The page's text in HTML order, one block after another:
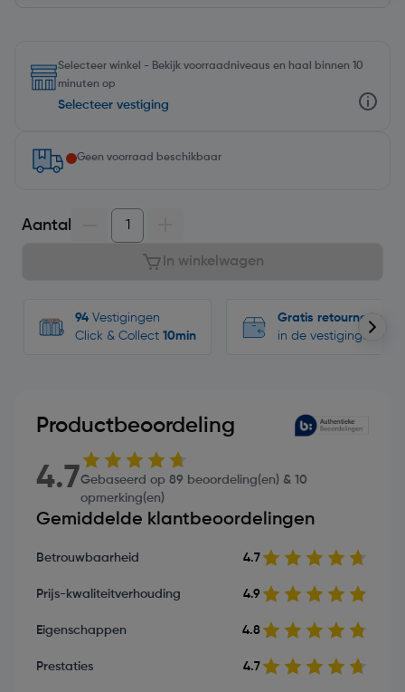
Selecteer winkel - Bekijk voorraadniveaus en haal binnen 10
minuten op
Selecteer vestiging
Geen voorraad beschikbaar
Aantal
In winkelwagen
94 Vestigingen
Click & Collect 10min
Gratis retourneren
in de vestigingen
Productbeoordeling
4.7Gebaseerd op 89 beoordeling(en) & 10
opmerking(en)
Gemiddelde klantbeoordelingen
Betrouwbaarheid 4.7
Prijs-kwaliteitverhouding 4.9
Eigenschappen 4.8
Prestaties 4.7